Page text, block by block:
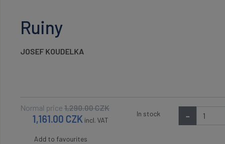
Ruiny
JOSEF KOUDELKA
Normal price 1,290.00CZK
1,161.00 CZK incl. VAT
In stock -
Add to favourites